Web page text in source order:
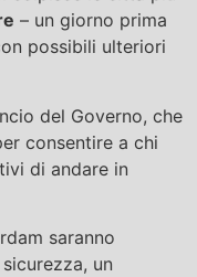
– un giorno prima
possibili ulteriori
del Governo, che
consentire a chi
di andare in
saranno
un